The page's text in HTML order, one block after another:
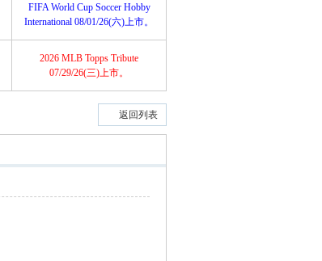
FIFA World Cup Soccer Hobby
International 08/01/26(六)上市。
2026 MLB Topps Tribute
07/29/26(三)上市。
返回列表